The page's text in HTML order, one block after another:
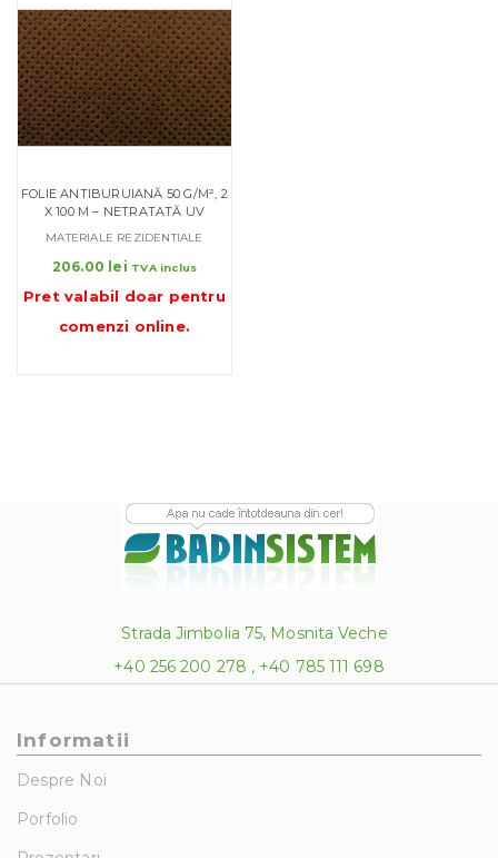
FOLIE ANTIBURUIANĂ 50 G/M², 2
X 100 M – NETRATATĂ UV
MATERIALE REZIDENTIALE
206.00 lei TVA inclus
Pret valabil doar pentru
comenzi online.
Strada Jimbolia 75, Mosnita Veche
+40 256 200 278 , +40 785 111 698
Informatii
Despre Noi
Porfolio